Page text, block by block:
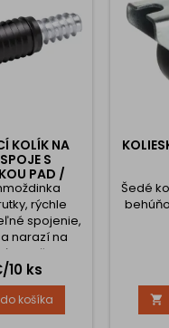
KOLÍK NA
S
PAD /
- 10KS
rýchle
spojenie,
narazí na
hmoždinku.
- 8 x
- 5 x 11mm.
- 9,3
hrúbka
10 ks
košíka
Šedé
